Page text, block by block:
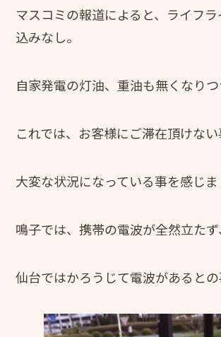
マスコミの報道によると、ライフ
込みなし。
自家発電の灯油、重油も無くなりつ
これでは、お客様にご滞在頂けない
大変な状況になっている事を感じま
鳴子では、携帯の電波が全然立たず
仙台ではかろうじて電波があるとの